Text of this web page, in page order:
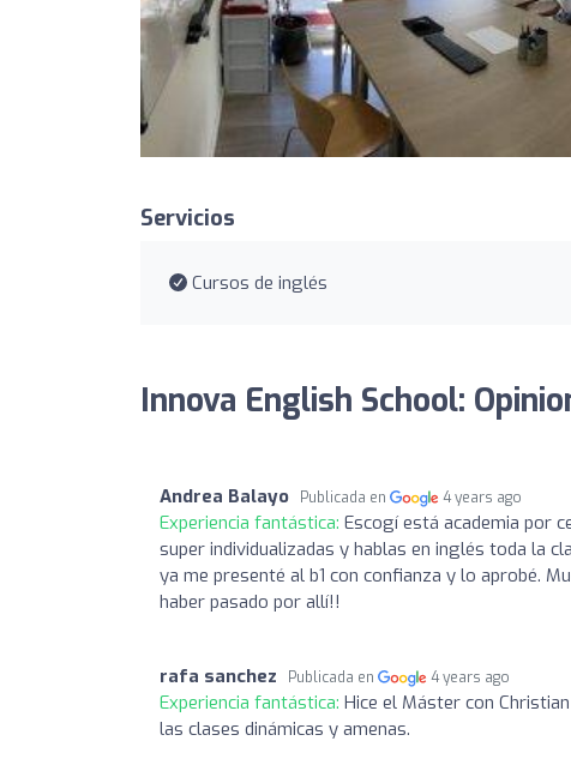
Servicios
Cursos de inglés
Innova English School:
Andrea Balayo Publicada en 4 years ago
Experiencia fantástica: Escogí está academia por
super individualizadas y hablas en inglés toda la
ya me presenté al b1 con confianza y lo aprobé.
haber pasado por allí!!
rafa sanchez Publicada en 4 years ago
Experiencia fantástica: Hice el Máster con
las clases dinámicas y amenas.